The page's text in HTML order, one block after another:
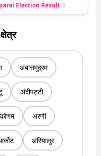
Election Result
अंबासमुद्रम
अंदीपट्टी
अरणी
अरियालुर